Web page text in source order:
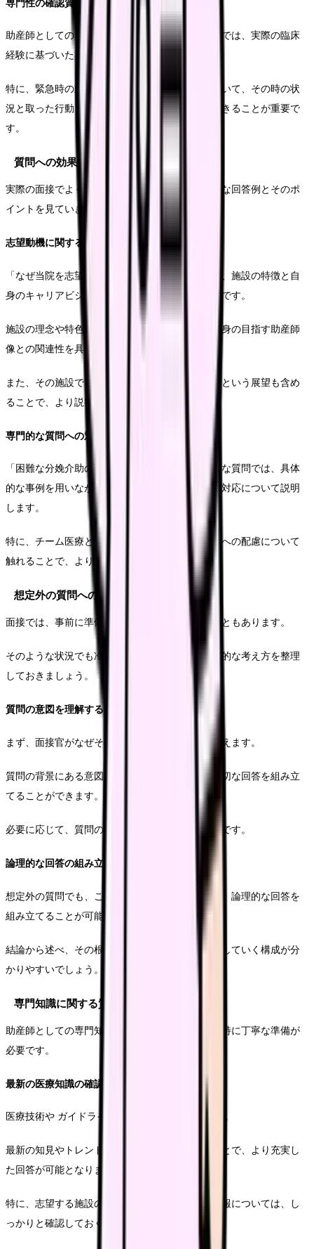
専門性の確認質問
助産師としての専門知識や技術力を確認する質問では、実際の臨床
経験に基づいた具体的な回答が求められます。
特に、緊急時の対応や困難なケースでの判断について、その時の状
況と取った行動、そこからの学びを明確に説明できることが重要で
す。
質問への効果的な回答例
実際の面接でよく聞かれる質問について、効果的な回答例とそのポ
イントを見ていきましょう。
志望動機に関する質問への回答
「なぜ当院を志望されましたか」という質問では、施設の特徴と自
身のキャリアビジョンを結びつけた回答が効果的です。
施設の理念や特色について十分な研究を行い、自身の目指す助産師
像との関連性を具体的に説明します。
また、その施設でどのように貢献していきたいかという展望も含め
ることで、より説得力のある回答となります。
専門的な質問への対応
「困難な分娩介助の経験について」などの専門的な質問では、具体
的な事例を用いながら、判断のプロセスと実際の対応について説明
します。
特に、チーム医療としての取り組みや、患者さんへの配慮について
触れることで、より包括的な回答となります。
想定外の質問への対応方法
面接では、事前に準備していない質問を受けることもあります。
そのような状況でも冷静に対応できるよう、基本的な考え方を整理
しておきましょう。
質問の意図を理解する
まず、面接官がなぜその質問をしているのかを考えます。
質問の背景にある意図を理解することで、より適切な回答を組み立
てることができます。
必要に応じて、質問の意図を確認することも有効です。
論理的な回答の組み立て
想定外の質問でも、これまでの経験や知識を基に、論理的な回答を
組み立てることが可能です。
結論から述べ、その根拠となる経験や考えを説明していく構成が分
かりやすいでしょう。
専門知識に関する質問対策
助産師としての専門知識を問う質問については、特に丁寧な準備が
必要です。
最新の医療知識の確認
医療技術や ガイドラインは日々更新されています。
最新の知見やトレンドについても把握しておくことで、より充実し
た回答が可能となります。
特に、志望する施設の専門分野に関連する最新情報については、し
っかりと確認しておくことが重要です。